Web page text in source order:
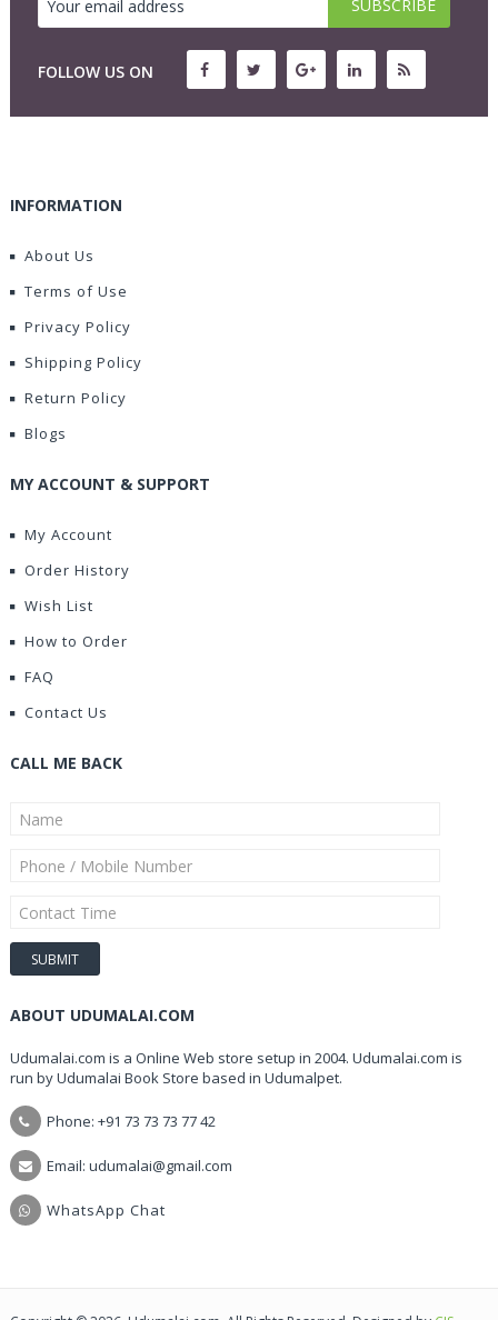
FOLLOW US ON
INFORMATION
About Us
Terms of Use
Privacy Policy
Shipping Policy
Return Policy
Blogs
MY ACCOUNT & SUPPORT
My Account
Order History
Wish List
How to Order
FAQ
Contact Us
CALL ME BACK
ABOUT UDUMALAI.COM
Udumalai.com is a Online Web store setup in 2004. Udumalai.com is
run by Udumalai Book Store based in Udumalpet.
Phone: +91 73 73 73 77 42
Email: udumalai@gmail.com
WhatsApp Chat